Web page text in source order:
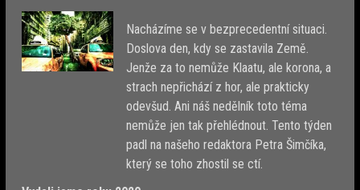
Nacházíme se v bezprecedentní situaci.
Doslova den, kdy se zastavila Země.
Jenže za to nemůže Klaatu, ale korona, a
strach nepřichází z hor, ale prakticky
odevšud. Ani náš nedělník toto téma
nemůže jen tak přehlédnout. Tento týden
padl na našeho redaktora Petra Šimčíka,
který se toho zhostil se ctí.